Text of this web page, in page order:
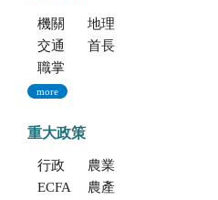
機關簡介
地理位置及農業環境
交通指南
首長專區
職掌與組織編制
more
重大政策
行政院重大政策(連結至行政院)
農業部重大政策(連結至農業部)
ECFA專區
農產業保險(連結至農糧署)